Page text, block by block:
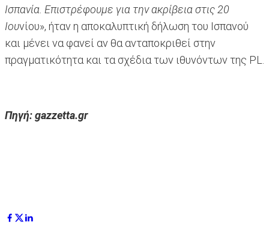
Ισπανία. Επιστρέφουμε για την ακρίβεια στις 20
Ιουνίου», ήταν η αποκαλυπτική δήλωση του Ισπανού
και μένει να φανεί αν θα ανταποκριθεί στην
πραγματικότητα και τα σχέδια των ιθυνόντων της PL.
Πηγή: gazzetta.gr